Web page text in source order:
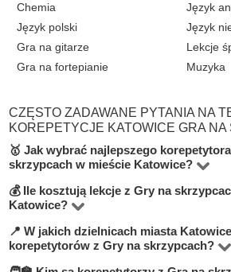
Chemia
Język
Język polski
Język
Gra na gitarze
Lekcje
Gra na fortepianie
Muzyka
CZĘSTO ZADAWANE PYTANIA NA
KOREPETYCJE KATOWICE GRA NA
🥇 Jak wybrać najlepszego
skrzypcach w mieście Katowice?
Na platformie BUKI znajdziesz 2
oferujących zajęcia z Gra na
Katowice. Przy wyborze zwróć
💰 Ile kosztują lekcje z Gry na
Katowice?
Ceny zależą od poziomu,
trybu zajęć (online lub stacjonarnie).
📍 W jakich dzielnicach miasta
korepetytorów z Gry na skrzypcach?